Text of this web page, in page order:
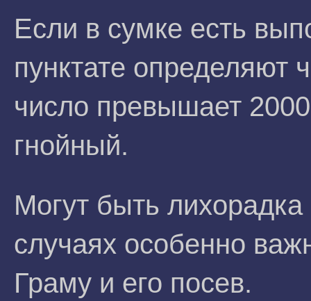
Если в сумке есть
пунктате определяют
число превышает
гнойный.
Могут быть лихорадка
случаях особенно
Граму и его посев.